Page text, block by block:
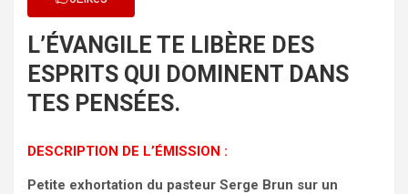
L’ÉVANGILE TE LIBÈRE DES
ESPRITS QUI DOMINENT DANS
TES PENSÉES.
DESCRIPTION DE L’ÉMISSION :
Petite exhortation du pasteur Serge Brun sur un